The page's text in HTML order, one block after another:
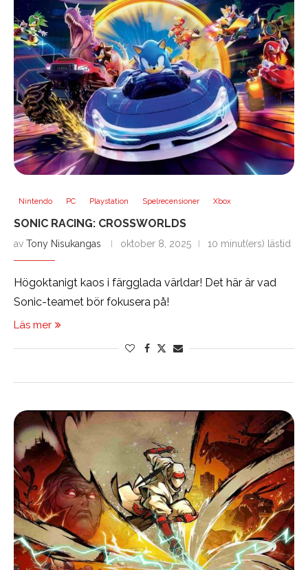
Nintendo PC Playstation Spelrecensioner Xbox
SONIC RACING: CROSSWORLDS
av Tony Nisukangas oktober 8, 2025 10 minut(ers) lästid
Högoktanigt kaos i färgglada världar! Det här är vad
Sonic-teamet bör fokusera på!
Läs mer